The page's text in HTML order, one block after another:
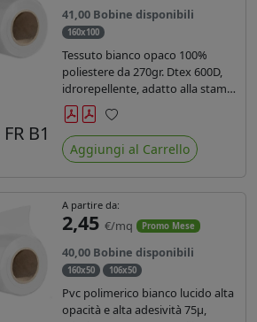
B1
41,00 Bobine disponibili
160x100
Tessuto bianco opaco 100%
poliestere da 270gr. Dtex 600D,
idrorepellente, adatto alla stampa
solvente, ecosolvente, uv, latex (di
terza generazione). Ideale per
tende ,coperture gazebo, prodotti
gonfiabili o cuscini di
Preferiti
Aggiungi al Carrello
A partire da:
2,45 €/mq Promo Mese
40,00 Bobine disponibili
160x50 106x50
Pvc polimerico bianco lucido alta
opacità e alta adesività 75µ,